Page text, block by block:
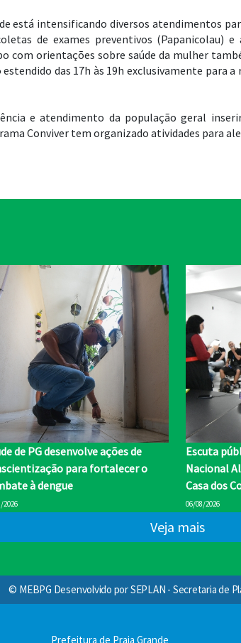
está intensificando diversos atendimentos
de exames preventivos (Papanicolau)
com orientações sobre saúde da mulher
das 17h às 19h exclusivamente para
e atendimento da população geral
Conviver tem organizado atividades para
de PG desenvolve ações de
para fortalecer o
à dengue
2026
Escuta
Nacional
Casa dos
06/08/2026
Veja mais
© MEBPG Desenvolvido por SEPLAN - Secretaria de
Prefeitura de Praia Grande